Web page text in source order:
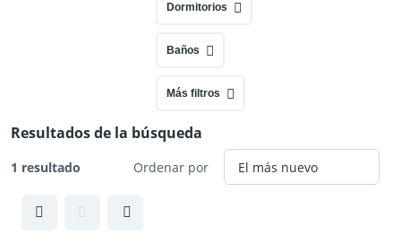
Dormitorios
Baños
Más filtros
Resultados de la búsqueda
1 resultado Ordenar por